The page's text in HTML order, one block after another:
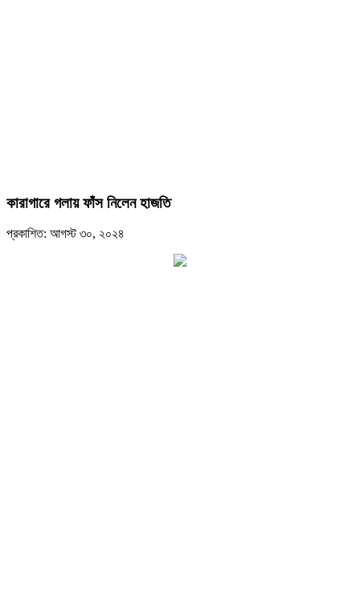
কারাগারে গলায় ফাঁস নিলেন হাজতি
প্রকাশিত: আগস্ট ৩০, ২০২৪